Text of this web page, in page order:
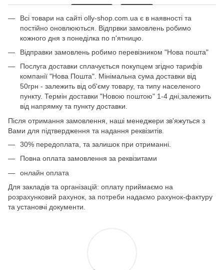
Всі товари на сайті olly-shop.com.ua є в наявності та
постійно оновлюються. Відпрвки замовлень робимо
кожного дня з понеділка по п'ятницю.
Відправки замовлень робимо перевізником "Нова пошта"
Послуга доставки сплачується покупцем згідно тарифів
компанії "Нова Пошта". Мінімальна сума доставки від
50грн - залежить від об'єму товару, та типу населеного
пункту. Термін доставки "Новою поштою" 1-4 дні,залежить
від напрямку та пункту доставки.
Після отримання замовлення, наші менеджери зв'яжуться з
Вами для підтвердження та надання реквізитів.
30% передоплата, та залишок при отриманні.
Повна оплата замовлення за реквізитами
онлайн оплата
Для закладів та організацій: оплату приймаємо на
розрахунковий рахунок, за потреби надаємо рахунок-фактуру
та установчі документи.